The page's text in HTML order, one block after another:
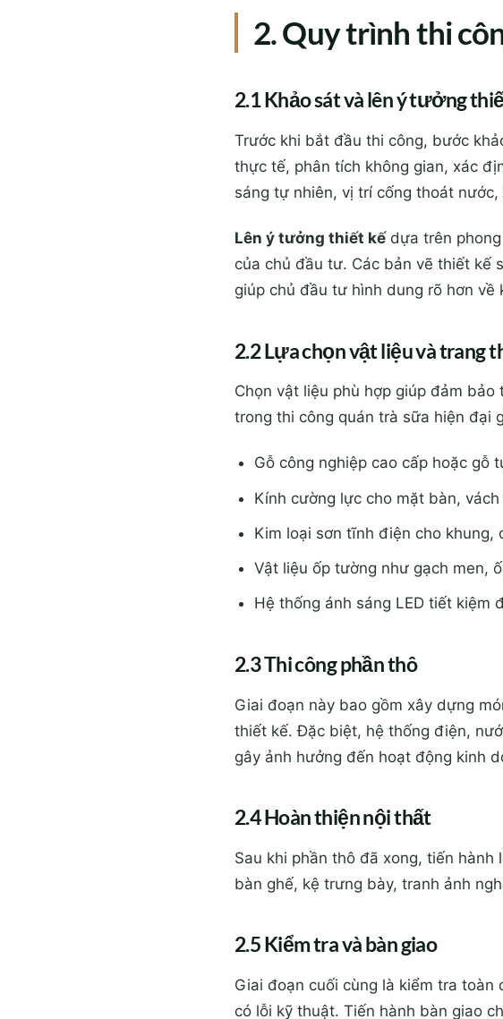
2. Quy trình thi
2.1 Khảo sát và lên ý tưởng
Trước khi bắt đầu thi công, bước
thực tế, phân tích không gian, xác
sáng tự nhiên, vị trí cống thoát
Lên ý tưởng thiết kếdựa trên phong
của chủ đầu tư. Các bản vẽ thiết kế
giúp chủ đầu tư hình dung rõ hơn về
2.2 Lựa chọn vật liệu và trang
Chọn vật liệu phù hợp giúp đảm
trong thi công quán trà sữa hiện đại
Gỗ công nghiệp cao cấp hoặc gỗ
Kính cường lực cho mặt bàn, vách
Kim loại sơn tĩnh điện cho khung,
Vật liệu ốp tường như gạch men,
Hệ thống ánh sáng LED tiết kiệm
2.3 Thi công phần thô
Giai đoạn này bao gồm xây dựng
thiết kế. Đặc biệt, hệ thống điện,
gây ảnh hưởng đến hoạt động kinh
2.4 Hoàn thiện nội thất
Sau khi phần thô đã xong, tiến
bàn ghế, kệ trưng bày, tranh ảnh
2.5 Kiểm tra và bàn giao
Giai đoạn cuối cùng là kiểm tra
có lỗi kỹ thuật. Tiến hành bàn giao